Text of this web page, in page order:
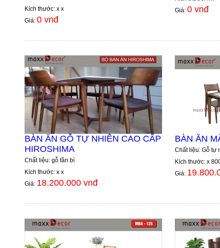
Kích thước: x x
Giá: 0 vnđ
Giá: 0 vnđ
BÀN ĂN GỖ TỰ NHIÊN CAO CẤP
HIROSHIMA
Chất liệu: gỗ tần bì
Kích thước: x x
Giá: 18.200.000 vnđ
BÀN ĂN
Chất liệu: Gỗ tự
Kích thước: x
Giá: